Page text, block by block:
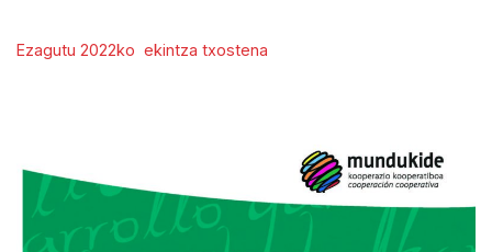
Ezagutu 2022ko ekintza txostena